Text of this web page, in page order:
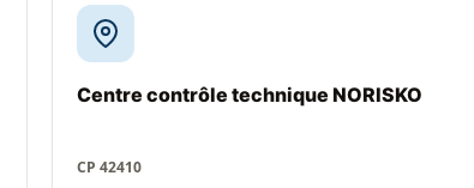
Centre contrôle technique NORISKO
CP 42410